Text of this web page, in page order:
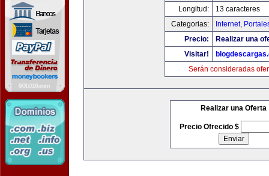
Longitud:
13 caracteres
Categorias:
Internet,
Precio:
Realizar una
Visitar!
Serán consideradas
Realizar una Oferta
Precio Ofrecido $